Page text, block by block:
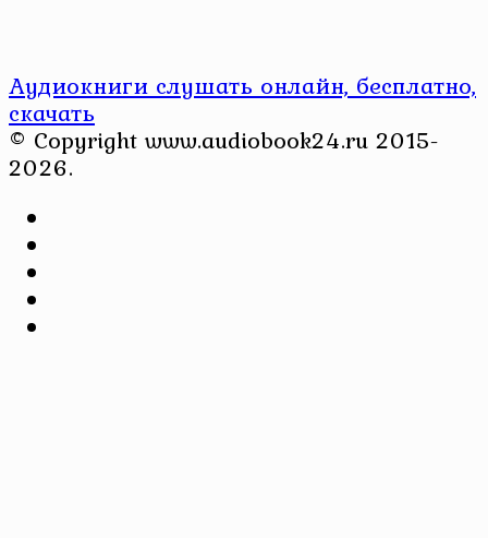
Аудиокниги слушать онлайн, бесплатно,
скачать
© Copyright www.audiobook24.ru 2015-
2026.